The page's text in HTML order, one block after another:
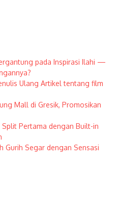
pada Inspirasi Ilahi —
Ulang Artikel tentang film
Mall di Gresik, Promosikan
Split Pertama dengan Built-in
Gurih Segar dengan Sensasi